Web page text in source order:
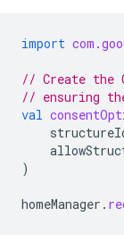
import
// Create the
// ensuring
val
)
homeManager .